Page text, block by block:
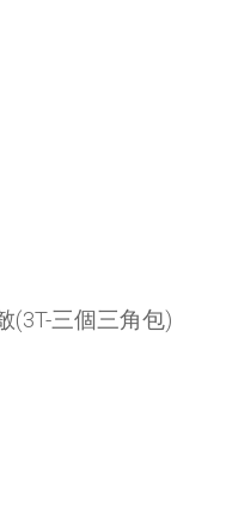
(3T-三個三角包)